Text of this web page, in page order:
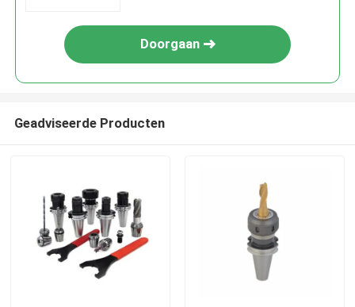
Doorgaan
Geadviseerde Producten